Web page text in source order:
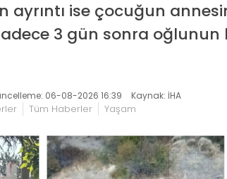
ayrıntı ise çocuğun
3 gün sonra oğlunun
06-08-2026 16:39 Kaynak: İHA
Tüm Haberler Yaşam